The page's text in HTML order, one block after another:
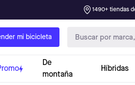
1490+ tiendas
mi bicicleta
De
montaña
Híbridas